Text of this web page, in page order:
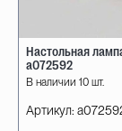
Настольная
a072592
В наличии 10 шт.
Артикул: